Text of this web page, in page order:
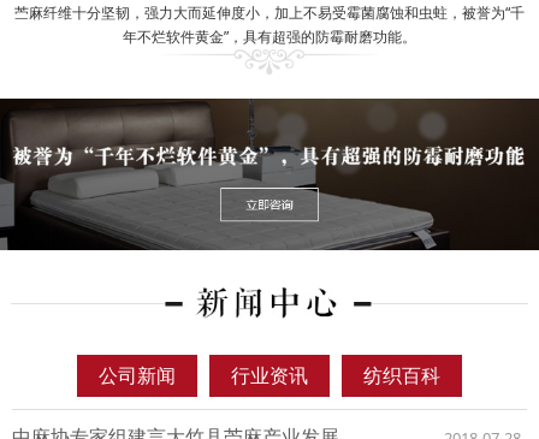
苎麻纤维十分坚韧，强力大而延伸度小，加上不易受霉菌腐蚀和虫蛀，被誉为“千
年不烂软件黄金”，具有超强的防霉耐磨功能。
公司新闻 行业资讯 纺织百科